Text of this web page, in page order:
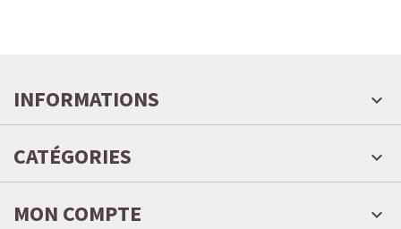
INFORMATIONS
CATÉGORIES
MON COMPTE